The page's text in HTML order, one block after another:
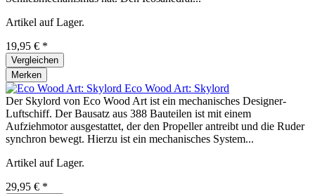
Artikel auf Lager.
19,95 € *
Vergleichen
Merken
Eco Wood Art: Skylord
Der Skylord von Eco Wood Art ist ein mechanisches Designer-
Luftschiff. Der Bausatz aus 388 Bauteilen ist mit einem
Aufziehmotor ausgestattet, der den Propeller antreibt und die Ruder
synchron bewegt. Hierzu ist ein mechanisches System...
Artikel auf Lager.
29,95 € *